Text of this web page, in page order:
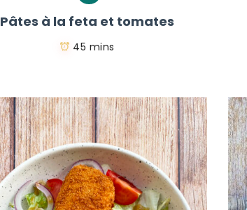
Pâtes à la feta et tomates
45 mins